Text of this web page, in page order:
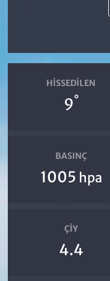
HISSEDILEN
9°
BASINÇ
1005 hpa
ÇIY
4.4